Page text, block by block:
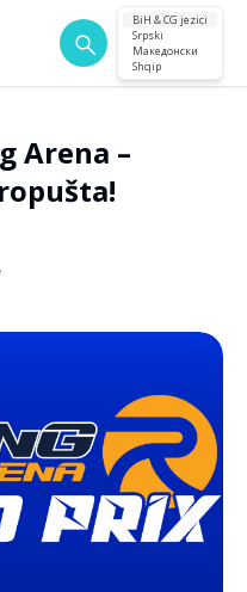
BiH & CG jezici
Srpski
Македонски
Shqip
Arena –